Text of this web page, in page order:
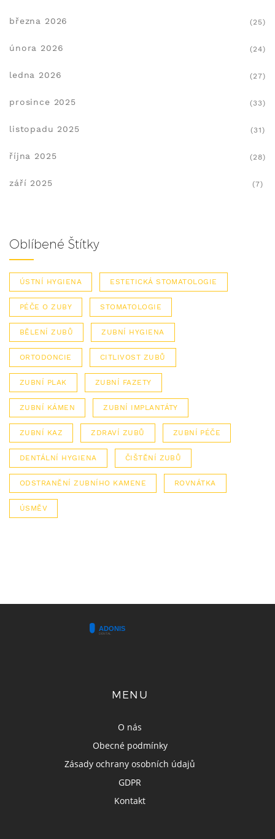
března 2026 (25)
února 2026 (24)
ledna 2026 (27)
prosince 2025 (33)
listopadu 2025 (31)
října 2025 (28)
září 2025 (7)
Oblíbené Štítky
ÚSTNÍ HYGIENA ESTETICKÁ STOMATOLOGIE
PÉČE O ZUBY STOMATOLOGIE
BĚLENÍ ZUBŮ ZUBNÍ HYGIENA
ORTODONCIE CITLIVOST ZUBŮ
ZUBNÍ PLAK ZUBNÍ FAZETY
ZUBNÍ KÁMEN ZUBNÍ IMPLANTÁTY
ZUBNÍ KAZ ZDRAVÍ ZUBŮ ZUBNÍ PÉČE
DENTÁLNÍ HYGIENA ČIŠTĚNÍ ZUBŮ
ODSTRANĚNÍ ZUBNÍHO KAMENE ROVNÁTKA
ÚSMĚV
MENU
O nás
Obecné podmínky
Zásady ochrany osobních údajů
GDPR
Kontakt